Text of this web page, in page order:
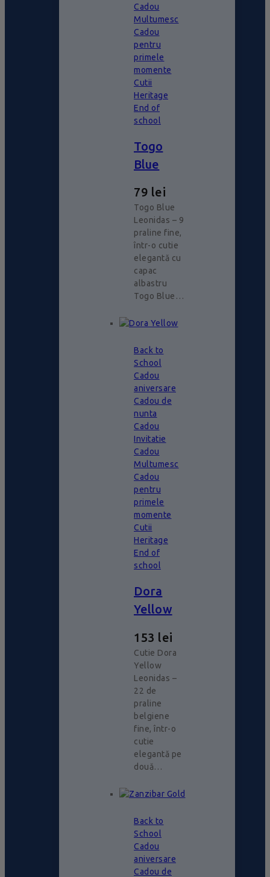
Cadou
Multumesc
Cadou
pentru
primele
momente
Cutii
Heritage
End of
school
Togo
Blue
79 lei
Togo Blue
Leonidas – 9
praline fine,
într-o cutie
elegantă cu
capac
albastru
Togo Blue…
Back to
School
Cadou
aniversare
Cadou de
nunta
Cadou
Invitatie
Cadou
Multumesc
Cadou
pentru
primele
momente
Cutii
Heritage
End of
school
Dora
Yellow
153 lei
Cutie Dora
Yellow
Leonidas –
22 de
praline
belgiene
fine, într-o
cutie
elegantă pe
două…
Back to
School
Cadou
aniversare
Cadou de